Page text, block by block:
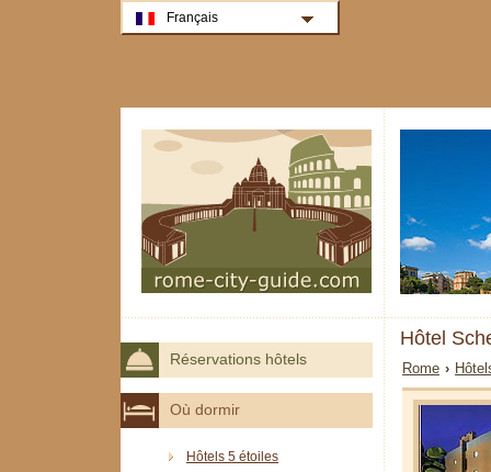
Hôtel
Rome ›
Réservations hôtels
Où dormir
Hôtels 5 étoiles
Français